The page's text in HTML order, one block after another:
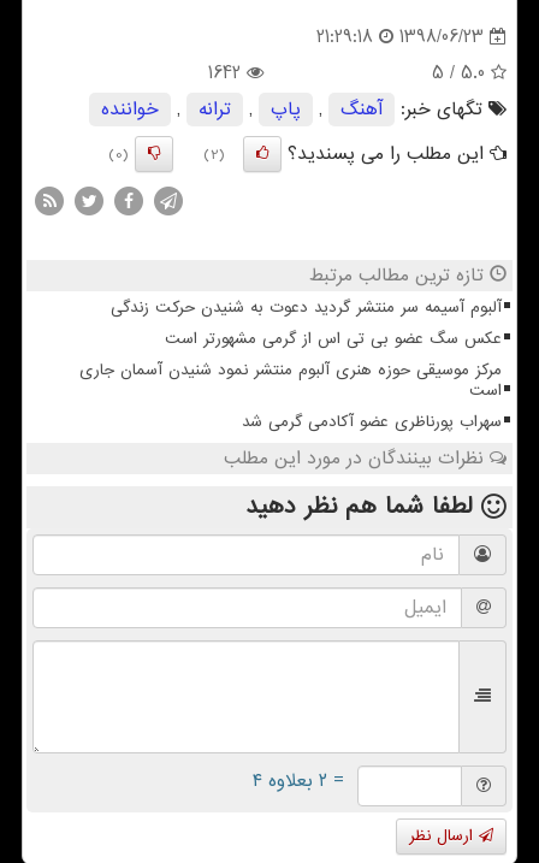
1398/06/23
21:29:18
5.0
/ 5
1642
تگهای خبر:
آهنگ , پاپ , ترانه ,
خواننده
این مطلب را می پسندید؟
(2)
(0)
تازه ترین مطالب مرتبط
آلبوم آسیمه سر منتشر گردید دعوت به شنیدن حرکت زندگی
عکس سگ عضو بی تی اس از گرمی مشهورتر است
مرکز موسیقی حوزه هنری آلبوم منتشر نمود شنیدن آسمان جاری
است
سهراب پورناظری عضو آکادمی گرمی شد
نظرات بینندگان در مورد این مطلب
لطفا شما همنظر دهید
= ۲ بعلاوه ۴
ارسال نظر